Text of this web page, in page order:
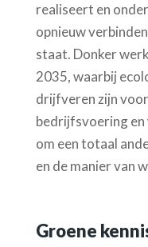
realiseert en
opnieuw
staat. Donker
2035, waarbij
drijfveren zijn
bedrijfsvoering
om een totaal
en de manier van
Groene